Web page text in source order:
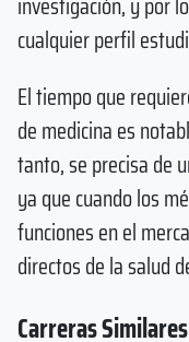
cualquier perfil
El tiempo que
de medicina es
tanto, se precisa de
ya que cuando los
funciones en el
directos de la salud
Carreras Similares